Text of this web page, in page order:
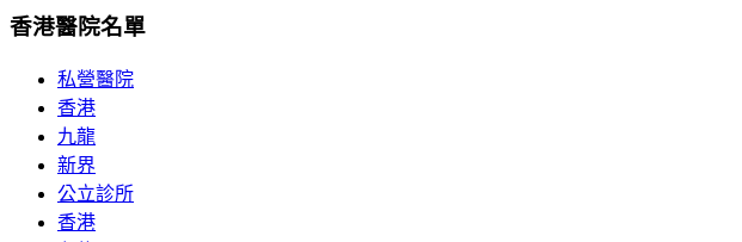
香港醫院名單
私營醫院
香港
九龍
新界
公立診所
香港